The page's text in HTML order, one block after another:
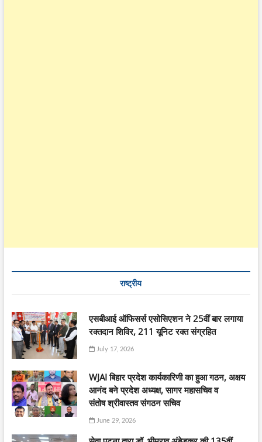
राष्ट्रीय
एसबीआई ऑफिसर्स एसोसिएशन ने 25वीं बार लगाया
रक्तदान शिविर, 211 यूनिट रक्त संग्रहित
July 17, 2026
WJAI बिहार प्रदेश कार्यकारिणी का हुआ गठन, अक्षय
आनंद बने प्रदेश अध्यक्ष, सागर महासचिव व
संतोष श्रीवास्तव संगठन सचिव
June 29, 2026